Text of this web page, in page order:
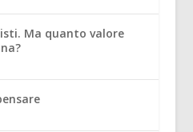
Ma quanto valore